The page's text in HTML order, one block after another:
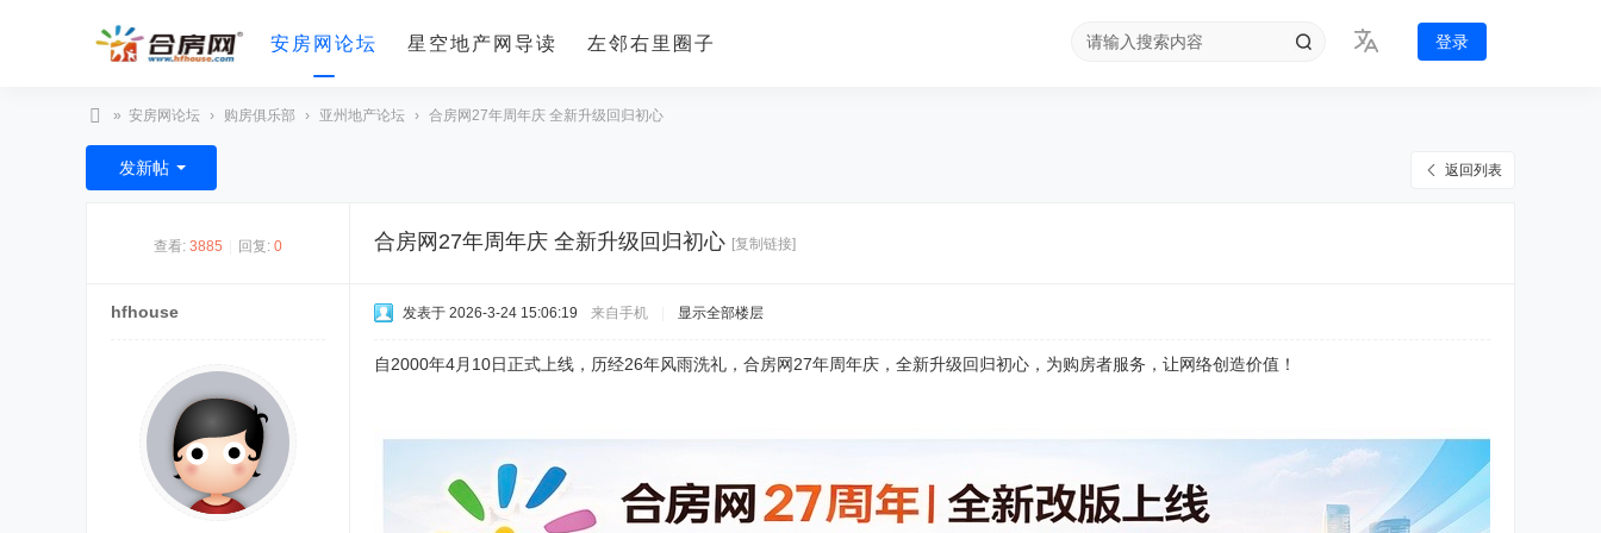
安房网论坛 星空地产网导读 左邻右里圈子 登录
合
房
» 安房网论坛 › 购房俱乐部 › 亚州地产论坛 › 合房网27年周年庆 全新升级回归初心
返回列表
发新帖
查看: 3885 回复: 0 合房网27年周年庆 全新升级回归初心 [复制链接]
hfhouse 发表于 2026-3-24 15:06:19 来自手机 显示全部楼层
自2000年4月10日正式上线，历经26年风雨洗礼，合房网27年周年庆，全新升级回归初心，为购房者服务，让网络创造价值！